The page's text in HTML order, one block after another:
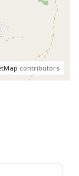
contributors